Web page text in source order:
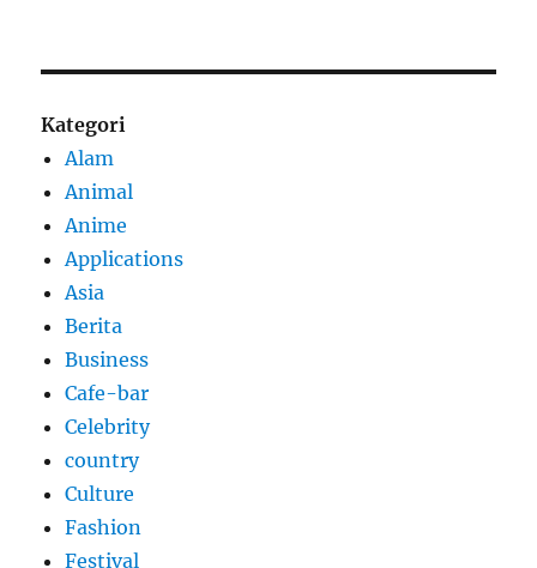
Kategori
Alam
Animal
Anime
Applications
Asia
Berita
Business
Cafe-bar
Celebrity
country
Culture
Fashion
Festival